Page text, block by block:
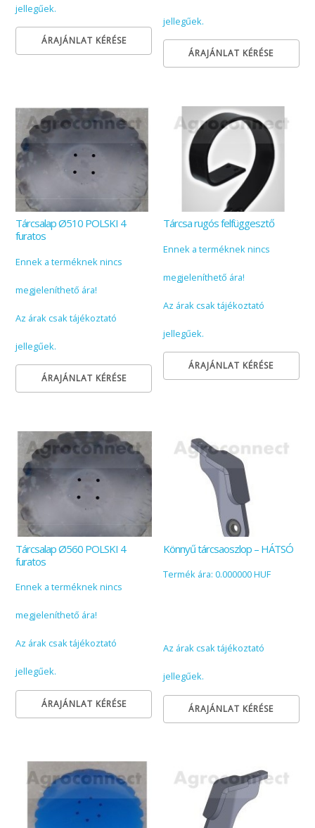
jellegűek.
ÁRAJÁNLAT KÉRÉSE
jellegűek.
ÁRAJÁNLAT KÉRÉSE
Tárcsalap Ø510 POLSKI 4
furatos
Ennek a terméknek nincs
megjeleníthető ára!
Az árak csak tájékoztató
jellegűek.
ÁRAJÁNLAT KÉRÉSE
Tárcsa rugós felfüggesztő
Ennek a terméknek nincs
megjeleníthető ára!
Az árak csak tájékoztató
jellegűek.
ÁRAJÁNLAT KÉRÉSE
Tárcsalap Ø560 POLSKI 4
furatos
Ennek a terméknek nincs
megjeleníthető ára!
Az árak csak tájékoztató
jellegűek.
ÁRAJÁNLAT KÉRÉSE
Könnyű tárcsaoszlop – HÁTSÓ
Termék ára: 0.000000 HUF
Az árak csak tájékoztató
jellegűek.
ÁRAJÁNLAT KÉRÉSE